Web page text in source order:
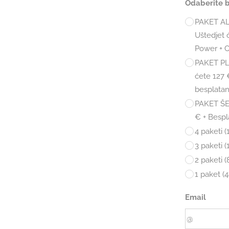
Odaberite
PAKET
Uštedjet
Power +
PAKET
ćete 127
besplatan
PAKET
€ +
4 paketi
3 paketi
2 paketi
1 paket
Email